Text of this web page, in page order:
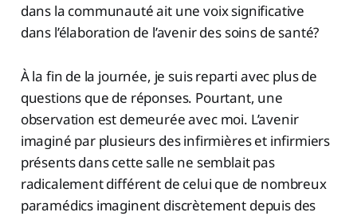
dans la communauté ait une voix significative
dans l’élaboration de l’avenir des soins de santé?
À la fin de la journée, je suis reparti avec plus de
questions que de réponses. Pourtant, une
observation est demeurée avec moi. L’avenir
imaginé par plusieurs des infirmières et infirmiers
présents dans cette salle ne semblait pas
radicalement différent de celui que de nombreux
paramédics imaginent discrètement depuis des